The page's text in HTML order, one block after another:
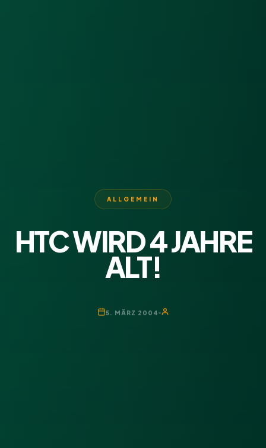
ALLGEMEIN
HTC WIRD 4 JAHRE
ALT!
5. MÄRZ 2004